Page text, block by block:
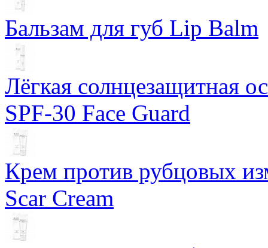
Бальзам для губ Lip Balm
Лёгкая солнцезащитная
SPF-30 Face Guard
Крем против рубцовых
Scar Cream